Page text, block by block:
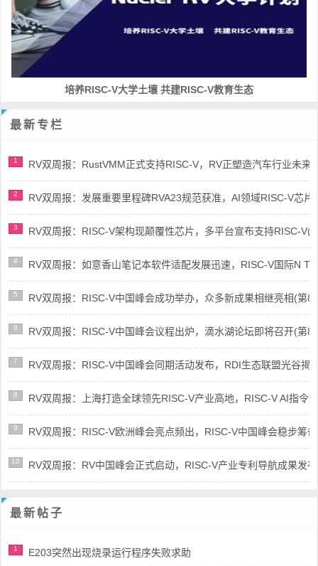
培养RISC-V大学土壤 共建RISC-V教育生态
最新专栏
1 RV双周报：RustVMM正式支持RISC-V，RV正塑造汽车行业未来
2 RV双周报：发展重要里程碑RVA23规范获准，AI领域RISC-V芯
3 RV双周报：RISC-V架构现颠覆性芯片，多平台宣布支持RISC-V(
4 RV双周报：如意香山笔记本软件适配发展迅速，RISC-V国际N
5 RV双周报：RISC-V中国峰会成功举办，众多新成果相继亮相(第
6 RV双周报：RISC-V中国峰会议程出炉，滴水湖论坛即将召开(第
7 RV双周报：RISC-V中国峰会同期活动发布，RDI生态联盟光谷揭
8 RV双周报：上海打造全球领先RISC-V产业高地，RISC-V AI指令
9 RV双周报：RISC-V欧洲峰会亮点频出，RISC-V中国峰会稳步筹
10 RV双周报：RV中国峰会正式启动，RISC-V产业专利导航成果发
最新帖子
1 E203突然出现烧录运行程序失败求助